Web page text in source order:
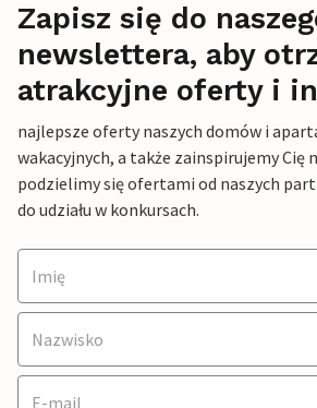
Zapisz się do
newslettera, aby
atrakcyjne oferty i
najlepsze oferty naszych domów i
wakacyjnych, a także zainspirujemy Cię
podzielimy się ofertami od naszych
do udziału w konkursach.